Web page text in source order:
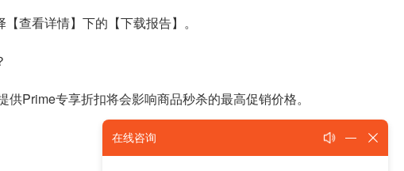
查看详情】下的【下载报告】。
Prime专享折扣将会影响商品秒杀的最高促销价格。
在线咨询